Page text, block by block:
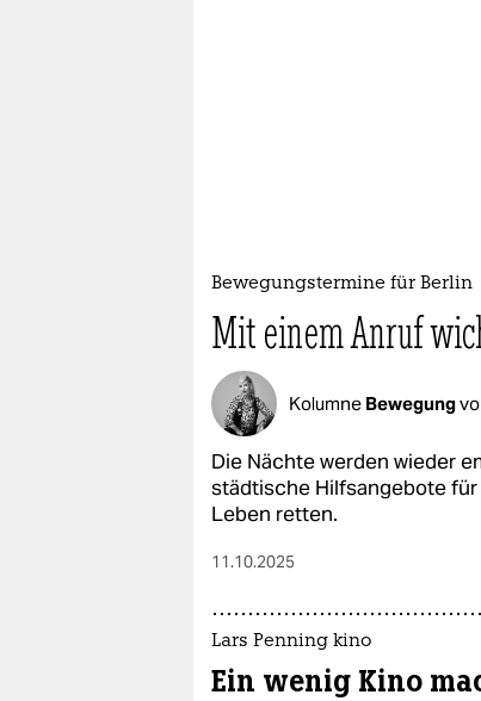
Bewegungstermine für Berlin
Mit einem Anruf
Kolumne Bewegung
Die Nächte werden wieder
städtische Hilfsangebote
Leben retten.
11.10.2025
Lars Penning kino
Ein wenig Kino